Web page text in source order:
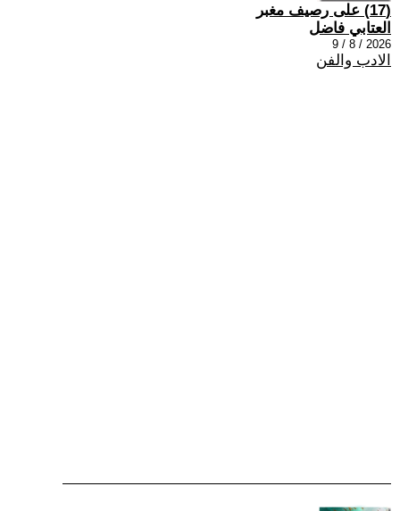
(17) على رصيف مغبر
العتابي فاضل
2026 / 8 / 9
الادب والفن